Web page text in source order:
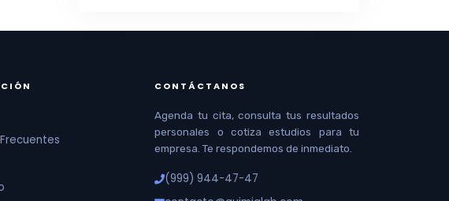
CONTÁCTANOS
Agenda tu cita, consulta tus resultados
personales o cotiza estudios para tu
empresa. Te respondemos de inmediato.
(999) 944-47-47